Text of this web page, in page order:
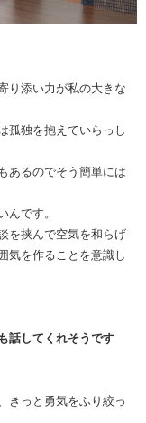
り添い力が私の大きな
孤独を抱えていらっし
あるのでそう簡単には
んです。
を挟んで空気を和らげ
気を作ることを意識し
話してくれそうです
きっと勇気をふり絞っ